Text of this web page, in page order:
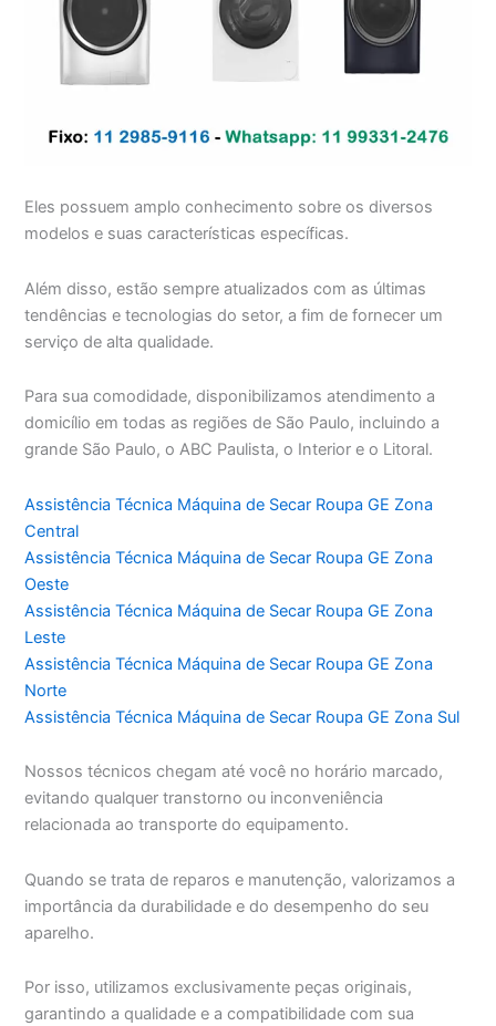
Eles possuem amplo conhecimento sobre os diversos
modelos e suas características específicas.
Além disso, estão sempre atualizados com as últimas
tendências e tecnologias do setor, a fim de fornecer um
serviço de alta qualidade.
Para sua comodidade, disponibilizamos atendimento a
domicílio em todas as regiões de São Paulo, incluindo a
grande São Paulo, o ABC Paulista, o Interior e o Litoral.
Assistência Técnica Máquina de Secar Roupa GE Zona
Central
Assistência Técnica Máquina de Secar Roupa GE Zona
Oeste
Assistência Técnica Máquina de Secar Roupa GE Zona
Leste
Assistência Técnica Máquina de Secar Roupa GE Zona
Norte
Assistência Técnica Máquina de Secar Roupa GE Zona Sul
Nossos técnicos chegam até você no horário marcado,
evitando qualquer transtorno ou inconveniência
relacionada ao transporte do equipamento.
Quando se trata de reparos e manutenção, valorizamos a
importância da durabilidade e do desempenho do seu
aparelho.
Por isso, utilizamos exclusivamente peças originais,
garantindo a qualidade e a compatibilidade com sua